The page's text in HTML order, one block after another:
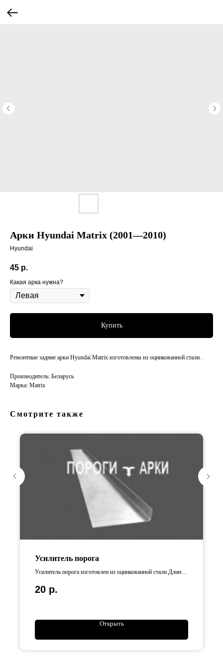
Арки Hyundai Matrix (2001—2010)
Hyundai
45 р.
Какая арка нужна?
Купить
Ремонтные задние арки Hyundai Matrix изготовлены из оцинкованной стали .
Производитель: Беларусь
Марка: Matrix
Смотрите также
Усилитель порога
Усилитель порога изготовлен из оцинкованной стали Длина
20 р.
Открыть